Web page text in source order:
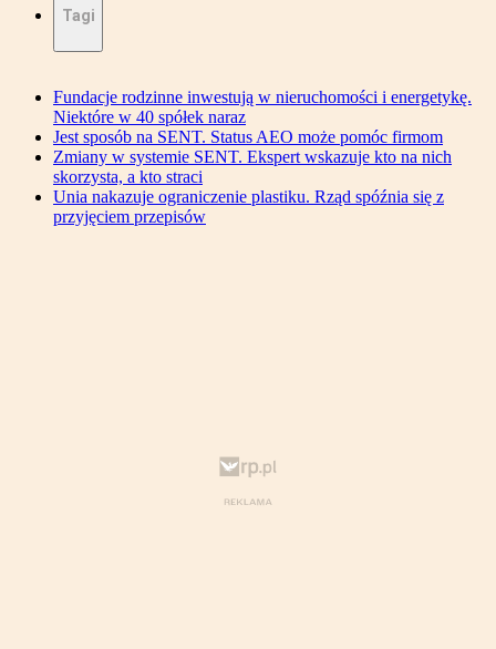
Tagi
Fundacje rodzinne inwestują w nieruchomości i energetykę.
Niektóre w 40 spółek naraz
Jest sposób na SENT. Status AEO może pomóc firmom
Zmiany w systemie SENT. Ekspert wskazuje kto na nich
skorzysta, a kto straci
Unia nakazuje ograniczenie plastiku. Rząd spóźnia się z
przyjęciem przepisów